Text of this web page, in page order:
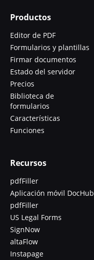
Productos
Editor de PDF
Formularios y plantillas
Firmar documentos
Estado del servidor
Precios
Biblioteca de
formularios
Características
Funciones
Recursos
pdfFiller
Aplicación móvil DocHub
pdfFiller
US Legal Forms
SignNow
altaFlow
Instapage